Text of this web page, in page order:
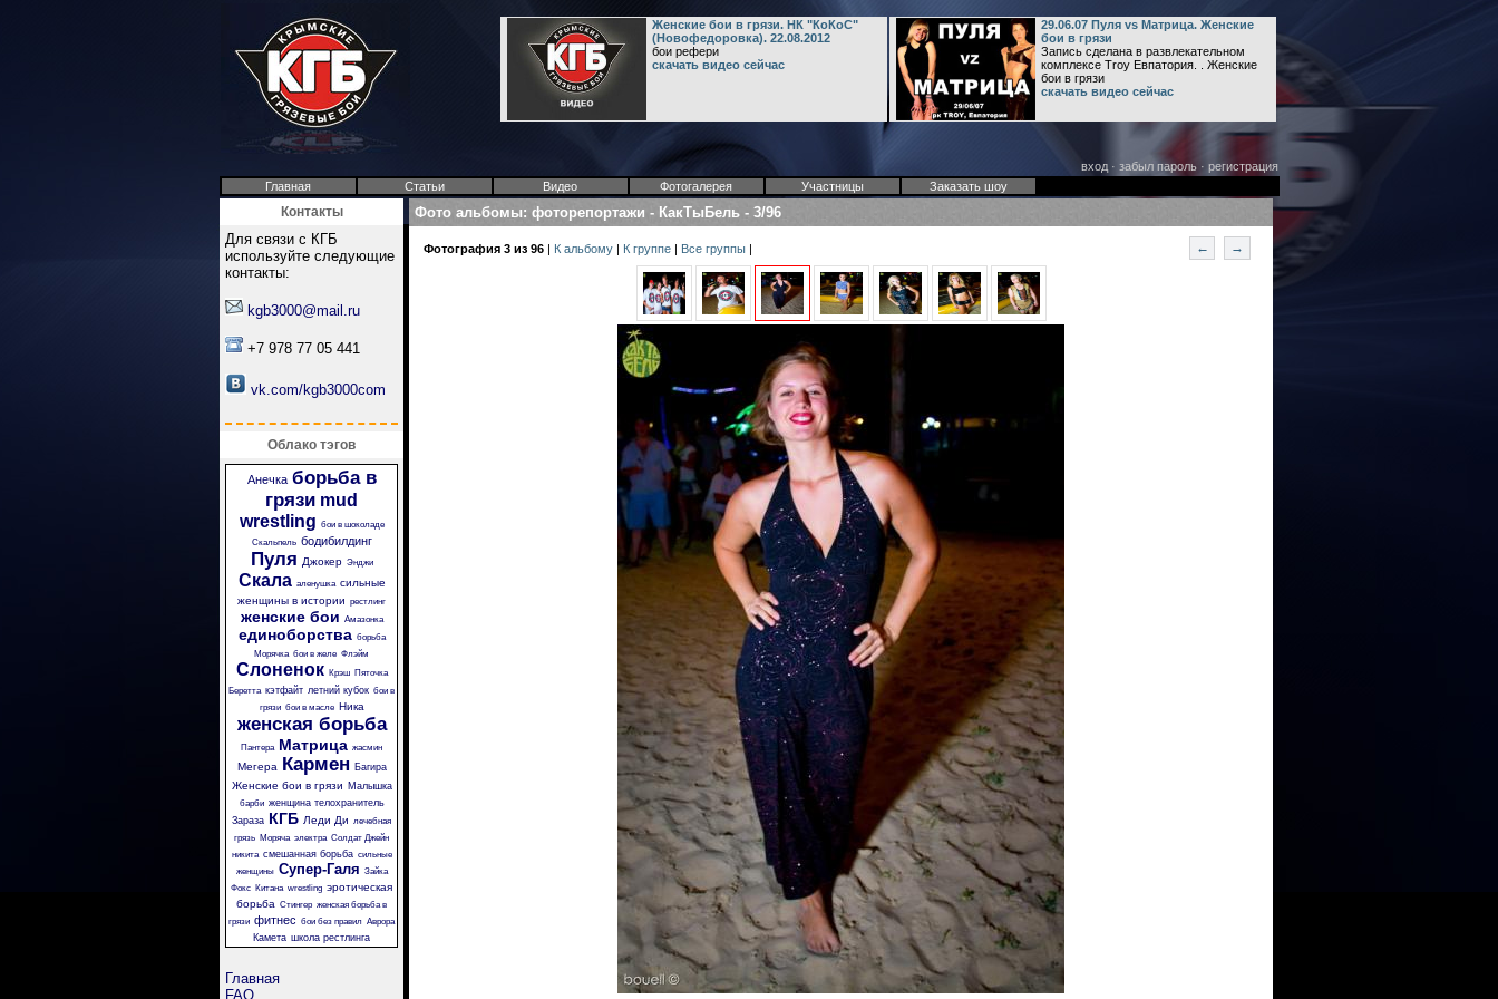
Женские бои в грязи. НК "КоКоС"
(Новофедоровка). 22.08.2012
бои рефери
скачать видео сейчас
29.06.07 Пуля vs Матрица. Женские
бои в грязи
Запись сделана в развлекательном
комплексе Troy Евпатория. . Женские
бои в грязи
скачать видео сейчас
вход· забыл пароль· регистрация
Главная
Статьи Видео Фотогалерея Участницы Заказать шоу
Контакты
Для связи с КГБ
используйте следующие
контакты:
kgb3000@mail.ru
+7 978 77 05 441
vk.com/kgb3000com
Облако тэгов
Анечка борьба в
грязи mud
wrestling бои в шоколаде
Скальпель бодибилдинг
Пуля Джокер Энджи
Скала аленушка сильные
женщины в истории рестлинг
женские бои Амазонка
единоборства борьба
Морячка бои в желе Флэйм
Слоненок Крэш
Пяточка
Беретта кэтфайт летний кубок бои в
грязи бои в масле Ника
женская борьба
Пантера Матрица жасмин
Мегера Кармен Багира
Женские бои в грязи Малышка
барби женщина телохранитель
Зараза КГБ Леди Ди лечебная
грязь Моряча электра Солдат Джейн
никита смешанная борьба сильные
женщины Супер-Галя Зайка
Фокс Китана wrestling эротическая
борьба Стингер женская борьба в
грязи фитнес бои без правил Аврора
Камета школа рестлинга
Главная
FAQ
Фото альбомы: фоторепортажи - КакТыБель - 3/96
Фотография 3 из 96 | К альбому | К группе | Все группы | ← →